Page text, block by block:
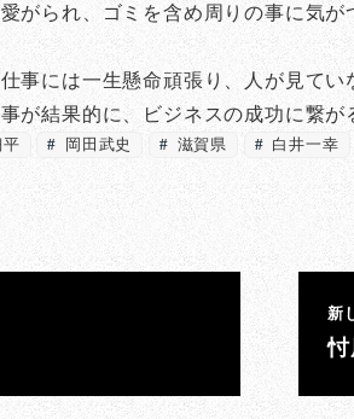
がられ、ゴミを含め周りの事に気
事には一生懸命頑張り、人が見てい
が結果的に、ビジネスの成功に繋が
平 岡田武史 滋賀県 白井一幸
新